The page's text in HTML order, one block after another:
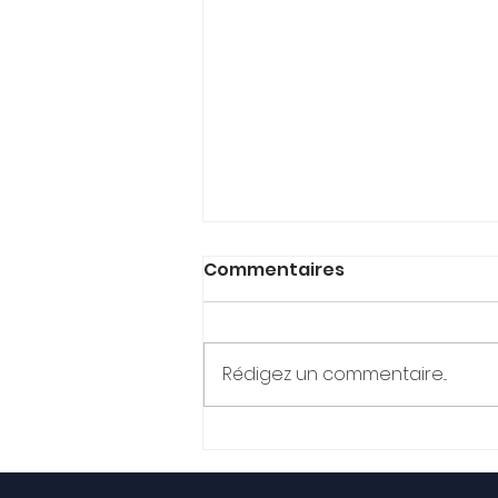
massage Sportif
Commentaires
Rédigez un commentaire...